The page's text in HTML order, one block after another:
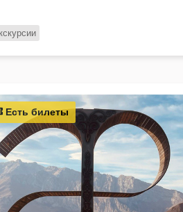
Есть билеты